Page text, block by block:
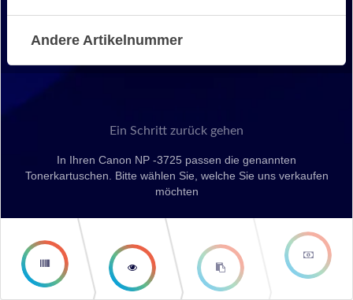
Andere Artikelnummer
Ein Schritt zurück gehen
In Ihren Canon NP -3725 passen die genannten
Tonerkartuschen. Bitte wählen Sie, welche Sie uns verkaufen
möchten
second
step
third step